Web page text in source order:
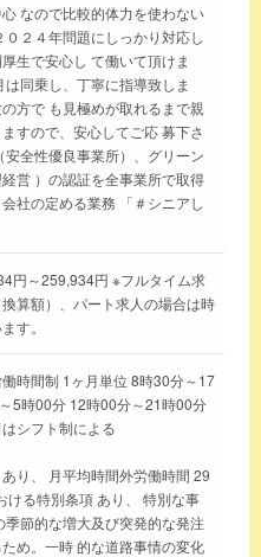
なので比較的体力を使わない
２４年問題にしっかり対応し
生で安心し て働いて頂けま
同乗し、丁寧に指導致しま
方で も見極めが取れるまで親
すので、安心してご応 募下さ
全性優良事業所）、グリーン
営 ）の認証を全事業所で取得
社の定める業務 「＃シニアし
円～259,934円 ※フルタイム求
算額）、パート求人の場合は時
す。
時間制 1ヶ月単位 8時30分～17
5時00分 12時00分～21時00分
シフト制による
り、 月平均時間外労働時間 29
ける特別条項 あり、 特別な事
節的な増大及び突発的な発注
め。一時 的な道路事情の変化